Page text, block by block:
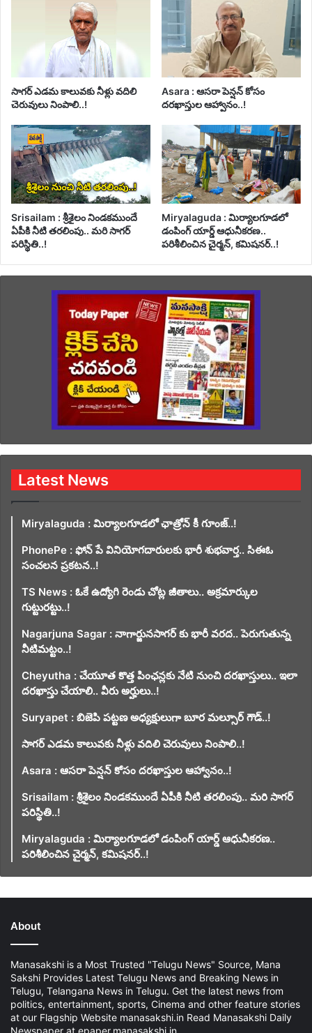
సాగర్ ఎడమ కాలువకు నీళ్లు వదిలి
చెరువులు నింపాలి..!
Asara : ఆసరా పెన్షన్ కోసం
దరఖాస్తుల ఆహ్వానం..!
Srisailam : శ్రీశైలం నిండకముందే
ఏపీకి నీటి తరలింపు.. మరి సాగర్
పరిస్థితి..!
Miryalaguda : మిర్యాలగూడలో
డంపింగ్ యార్డ్ ఆధునీకరణ..
పరిశీలించిన చైర్మన్, కమిషనర్..!
Latest News
Miryalaguda : మిర్యాలగూడలో ఛాత్రోన్ కీ గూంజ్..!
PhonePe : ఫోన్ పే వినియోగదారులకు భారీ శుభవార్త.. సిఈఓ
సంచలన ప్రకటన..!
TS News : ఓకే ఉద్యోగి రెండు చోట్ల జీతాలు.. అక్రమార్కుల
గుట్టురట్టు..!
Nagarjuna Sagar : నాగార్జునసాగర్ కు భారీ వరద.. పెరుగుతున్న
నీటిమట్టం..!
Cheyutha : చేయూత కొత్త పింఛన్లకు నేటి నుంచి దరఖాస్తులు.. ఇలా
దరఖాస్తు చేయాలి.. వీరు అర్హులు..!
Suryapet : బిజెపి పట్టణ అధ్యక్షులుగా బూర మల్సూర్ గౌడ్..!
సాగర్ ఎడమ కాలువకు నీళ్లు వదిలి చెరువులు నింపాలి..!
Asara : ఆసరా పెన్షన్ కోసం దరఖాస్తుల ఆహ్వానం..!
Srisailam : శ్రీశైలం నిండకముందే ఏపీకి నీటి తరలింపు.. మరి సాగర్
పరిస్థితి..!
Miryalaguda : మిర్యాలగూడలో డంపింగ్ యార్డ్ ఆధునీకరణ..
పరిశీలించిన చైర్మన్, కమిషనర్..!
About
Manasakshi is a Most Trusted "Telugu News" Source, Mana
Sakshi Provides Latest Telugu News and Breaking News in
Telugu, Telangana News in Telugu. Get the latest news from
politics, entertainment, sports, Cinema and other feature stories
at our Flagship Website manasakshi.in Read Manasakshi Daily
Newspaper at epaper.manasakshi.in